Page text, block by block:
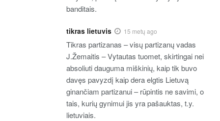
banditais.
tikras lietuvis 15 metų ago
Tikras partizanas – visų partizanų vadas
J.Žemaitis – Vytautas tuomet, skirtingai nei
absoliuti dauguma miškinių, kaip tik buvo
davęs pavyzdį kaip dera elgtis Lietuvą
ginančiam partizanui – rūpintis ne savimi, o
tais, kurių gynimui jis yra pašauktas, t.y.
lietuviais.